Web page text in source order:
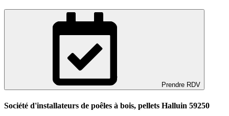
Prendre RDV
Société d'installateurs de poêles à bois, pellets Halluin 59250